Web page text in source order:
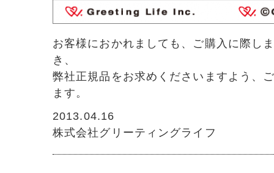
お客様におかれましても、ご購入に際し
き、
弊社正規品をお求めくださいますよう、
ます。
2013.04.16
株式会社グリーティングライフ